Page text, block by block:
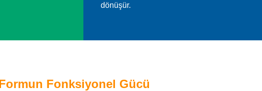
dönüşür.
Fonksiyonel Gücü